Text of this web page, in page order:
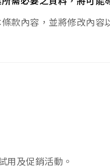
款內容，並將修改內容
用及促銷活動。